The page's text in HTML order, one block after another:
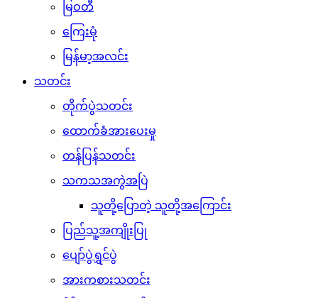
မြဝတီ
ကြေးမုံ
မြန်မာ့အလင်း
သတင်း
တိုက်ပွဲသတင်း
ထောက်ခံအားပေးမှု
တန်ပြန်သတင်း
သကသအကွဲအပြဲ
သူတို့ပြောတဲ့ သူတို့အကြောင်း
ပြည်သူ့အကျိုးပြု
ပျော်ပွဲရွှင်ပွဲ
အားကစားသတင်း